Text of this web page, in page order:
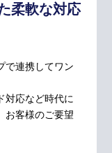
柔軟な対応
で連携してワン
対応など時代に
お客様のご要望